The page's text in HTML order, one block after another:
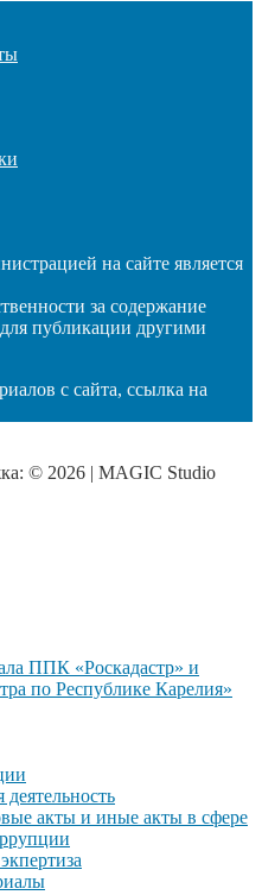
на сайте является
за содержание
публикации другими
с сайта, ссылка на
© 2026 | MAGIC Studio
ППК «Роскадастр» и
по Республике Карелия»
акты и иные акты в сфере